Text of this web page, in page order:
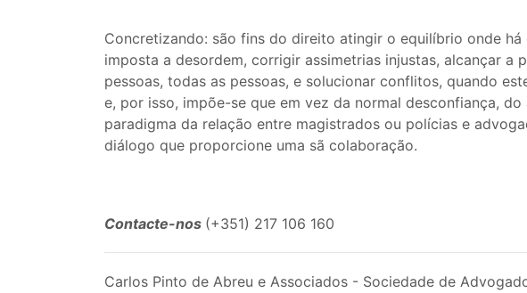
Concretizando: são fins do direito atingir o equilíbrio onde
imposta a desordem, corrigir assimetrias injustas, alcançar a
pessoas, todas as pessoas, e solucionar conflitos, quando
e, por isso, impõe-se que em vez da normal desconfiança,
paradigma da relação entre magistrados ou polícias e
diálogo que proporcione uma sã colaboração.
Contacte-nos (+351) 217 106 160
Carlos Pinto de Abreu e Associados - Sociedade de